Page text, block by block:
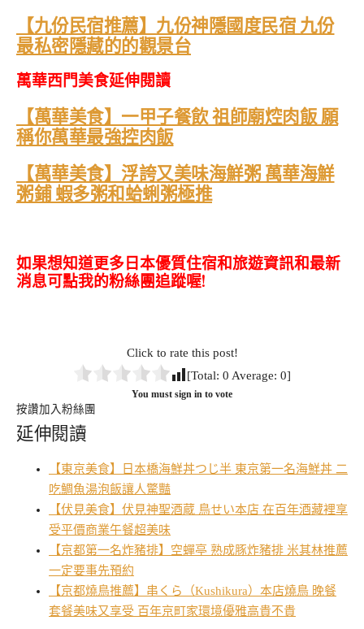
【九份民宿推薦】九份神隱國度民宿 九份
最私密隱藏的的觀景台
萬華西門美食延伸閱讀
【萬華美食】一甲子餐飲 祖師廟焢肉飯 願
稱你萬華最強控肉飯
【萬華美食】浮誇又美味海鮮粥 萬華海鮮
粥鋪 蝦多粥和蛤蜊粥極推
如果想知道更多日本優質住宿和旅遊資訊和最新
消息可點我的粉絲團追蹤喔!
Click to rate this post!
[Total: 0 Average: 0]
You must sign in to vote
按讚加入粉絲團
延伸閱讀
【東京美食】日本橋海鮮丼つじ半 東京第一名海鮮丼 二
吃鯛魚湯泡飯讓人驚豔
【伏見美食】伏見神聖酒蔵 鳥せい本店 在百年酒藏裡享
受平價商業午餐超美味
【京都第一名炸豬排】空蟬亭 熟成豚炸豬排 米其林推薦
一定要事先預約
【京都燒鳥推薦】串くら（Kushikura）本店燒鳥 晚餐
套餐美味又享受 百年京町家環境優雅高貴不貴